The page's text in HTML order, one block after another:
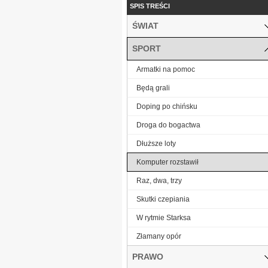
SPIS TREŚCI
ŚWIAT
SPORT
Armatki na pomoc
Będą grali
Doping po chińsku
Droga do bogactwa
Dłuższe loty
Komputer rozstawił
Raz, dwa, trzy
Skutki czepiania
W rytmie Starksa
Złamany opór
PRAWO